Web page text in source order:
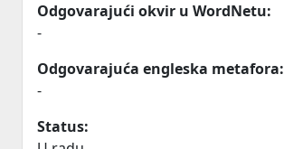
Odgovarajući okvir u WordNetu:
-
Odgovarajuća engleska metafora:
-
Status: